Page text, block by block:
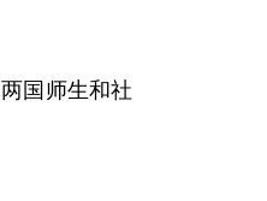
国师生和社